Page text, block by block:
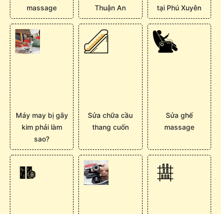
massage
Thuận An
tại Phú Xuyên
Máy may bị gãy
kim phải làm
sao?
Sửa chữa cầu
thang cuốn
Sửa ghế
massage